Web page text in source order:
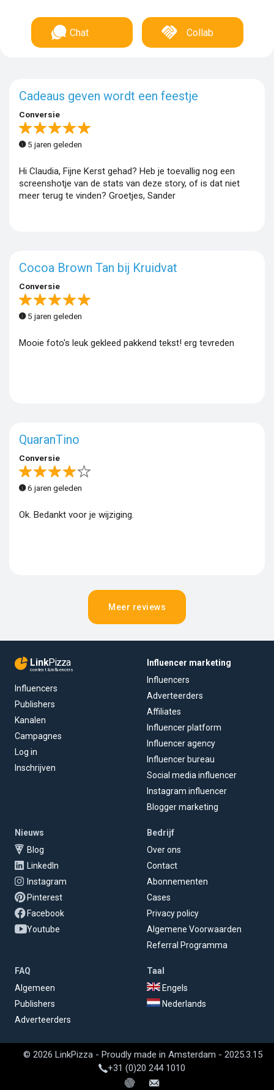
Chat Collab
Cadeaus geven wordt een feestje
Conversie
5 jaren geleden
Hi Claudia, Fijne Kerst gehad? Heb je toevallig nog een
screenshotje van de stats van deze story, of is dat niet
meer terug te vinden? Groetjes, Sander
Cocoa Brown Tan bij Kruidvat
Conversie
5 jaren geleden
Mooie foto's leuk gekleed pakkend tekst! erg tevreden
QuaranTino
Conversie
6 jaren geleden
Ok. Bedankt voor je wijziging.
Meer reviews
LinkPizza
content & influencers
Influencers
Publishers
Kanalen
Campagnes
Log in
Inschrijven
Influencer marketing
Influencers
Adverteerders
Affiliates
Influencer platform
Influencer agency
Influencer bureau
Social media influencer
Instagram influencer
Blogger marketing
Nieuws
Blog
LinkedIn
Instagram
Pinterest
Facebook
Youtube
Bedrijf
Over ons
Contact
Abonnementen
Cases
Privacy policy
Algemene Voorwaarden
Referral Programma
FAQ
Algemeen
Publishers
Adverteerders
Taal
Engels
Nederlands
© 2026 LinkPizza - Proudly made in Amsterdam - 2025.3.15
+31 (0)20 244 1010